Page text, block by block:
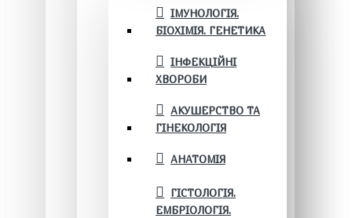
ІМУНОЛОГІЯ.
БІОХІМІЯ. ГЕНЕТИКА
ІНФЕКЦІЙНІ
ХВОРОБИ
АКУШЕРСТВО ТА
ГІНЕКОЛОГІЯ
АНАТОМІЯ
ГІСТОЛОГІЯ.
ЕМБРІОЛОГІЯ.